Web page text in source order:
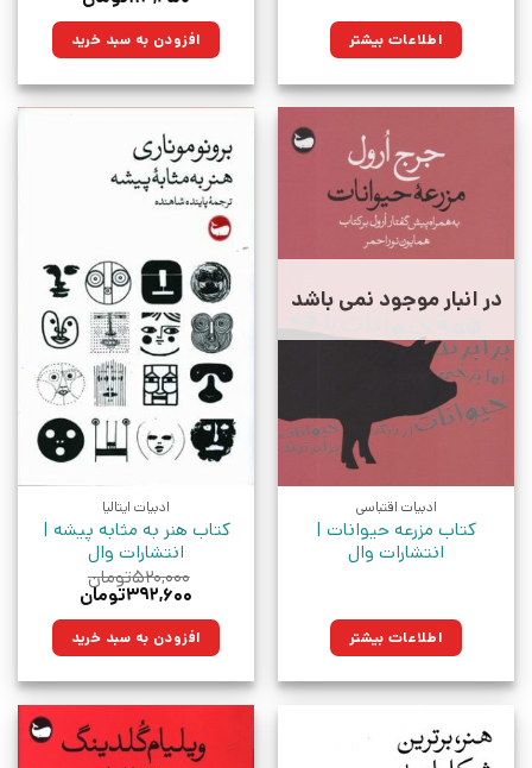
اطلاعات بیشتر ۱۵۰,۰۰۰تومان
بود.
۱۱۳,۲۵۰تومان.افزودن به سبد خرید
در انبار موجود نمی باشد
ادبیات اقتباسی
کتاب مزرعه حیوانات |
انتشارات وال
اطلاعات بیشتر
ادبیات ایتالیا
کتاب هنر به مثابه پیشه |
انتشارات وال
۵۲۰,۰۰۰تومان
قیمت
۵۲۰,۰۰۰تومان
بود.
۳۹۲,۶۰۰تومان
۳۹۲,۶۰۰تومان.افزودن به سبد خرید